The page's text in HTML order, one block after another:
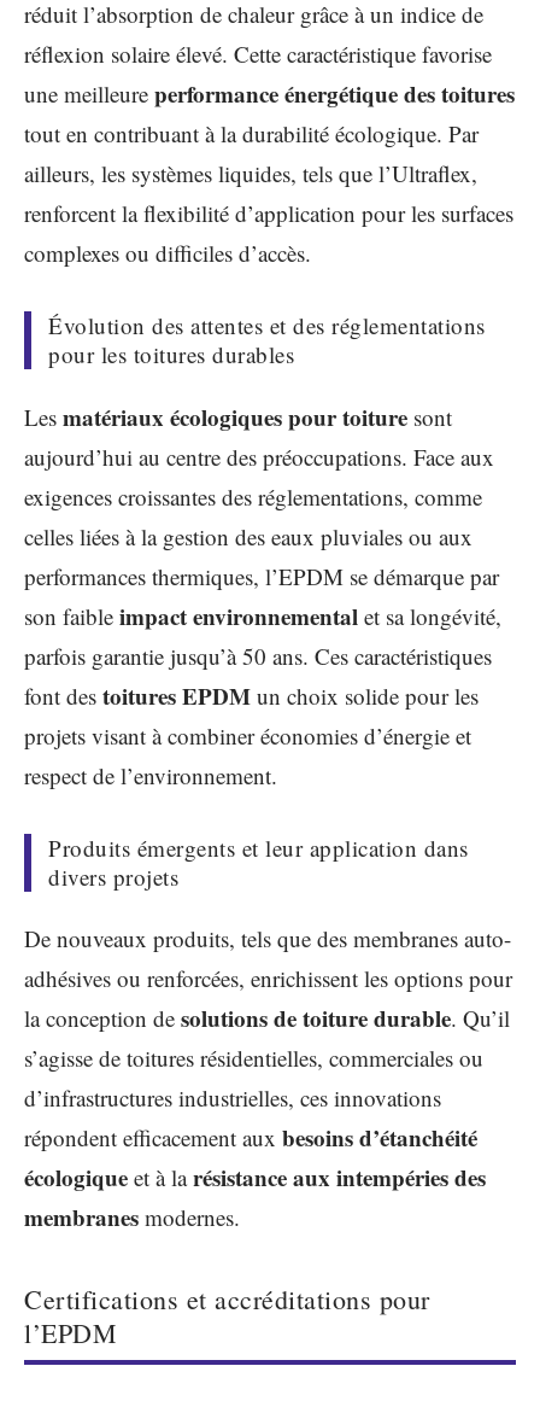
réduit l’absorption de chaleur grâce à un indice de
réflexion solaire élevé. Cette caractéristique favorise
une meilleure performance énergétique des toitures
tout en contribuant à la durabilité écologique. Par
ailleurs, les systèmes liquides, tels que l’Ultraflex,
renforcent la flexibilité d’application pour les surfaces
complexes ou difficiles d’accès.
Évolution des attentes et des réglementations
pour les toitures durables
Les matériaux écologiques pour toiture sont
aujourd’hui au centre des préoccupations. Face aux
exigences croissantes des réglementations, comme
celles liées à la gestion des eaux pluviales ou aux
performances thermiques, l’EPDM se démarque par
son faible impact environnemental et sa longévité,
parfois garantie jusqu’à 50 ans. Ces caractéristiques
font des toitures EPDM un choix solide pour les
projets visant à combiner économies d’énergie et
respect de l’environnement.
Produits émergents et leur application dans
divers projets
De nouveaux produits, tels que des membranes auto-
adhésives ou renforcées, enrichissent les options pour
la conception de solutions de toiture durable. Qu’il
s’agisse de toitures résidentielles, commerciales ou
d’infrastructures industrielles, ces innovations
répondent efficacement aux besoins d’étanchéité
écologique et à larésistance aux intempéries des
membranes modernes.
Certifications et accréditations pour
l’EPDM